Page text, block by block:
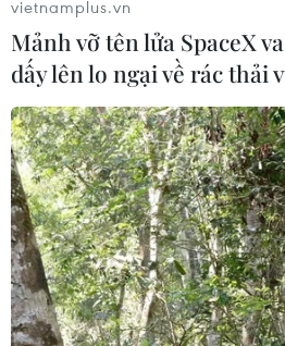
vietnamplus.vn
Mảnh vỡ tên lửa SpaceX
dấy lên lo ngại về rác thải